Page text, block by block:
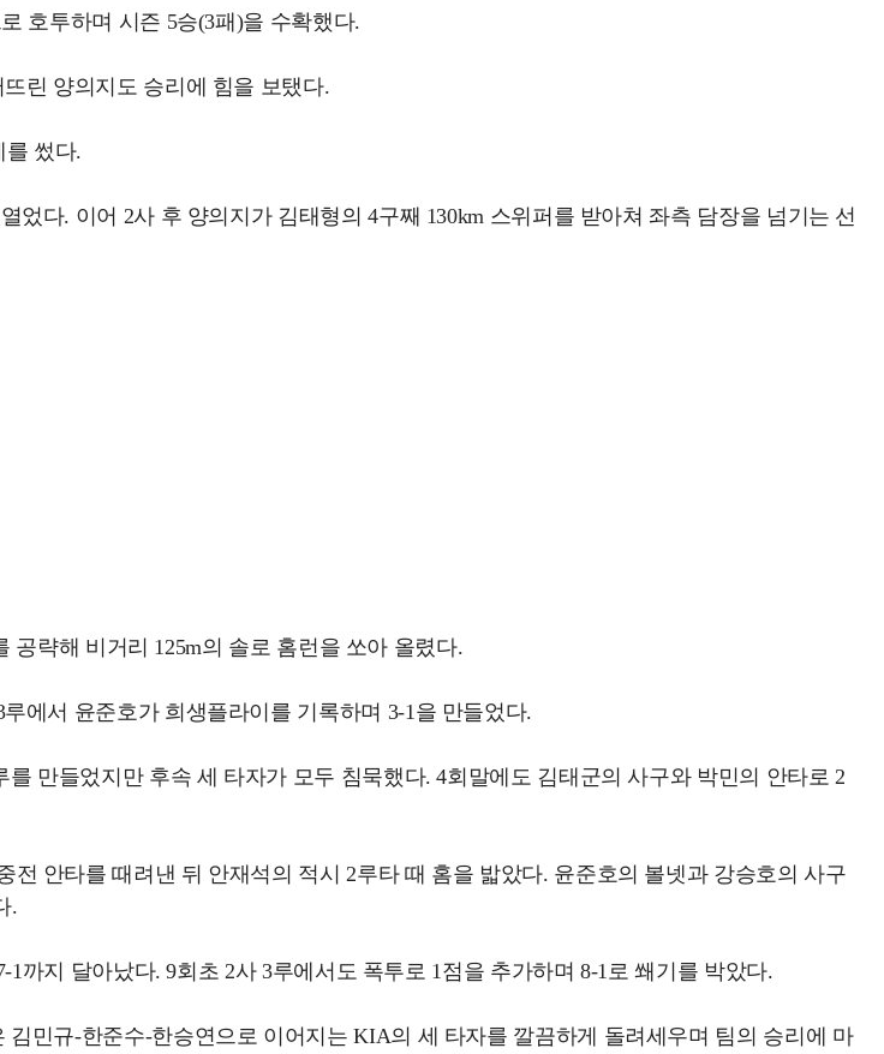
호투하며 시즌 5승(3패)을 수확했다.
린 양의지도 승리에 힘을 보탰다.
를 썼다.
다. 이어 2사 후 양의지가 김태형의 4구째 130km 스위퍼를 받아쳐 좌측 담장을 넘기는 선
공략해 비거리 125m의 솔로 홈런을 쏘아 올렸다.
에서 윤준호가 희생플라이를 기록하며 3-1을 만들었다.
만들었지만 후속 세 타자가 모두 침묵했다. 4회말에도 김태군의 사구와 박민의 안타로 2
안타를 때려낸 뒤 안재석의 적시 2루타 때 홈을 밟았다. 윤준호의 볼넷과 강승호의 사구
.
까지 달아났다. 9회초 2사 3루에서도 폭투로 1점을 추가하며 8-1로 쐐기를 박았다.
민규-한준수-한승연으로 이어지는 KIA의 세 타자를 깔끔하게 돌려세우며 팀의 승리에 마